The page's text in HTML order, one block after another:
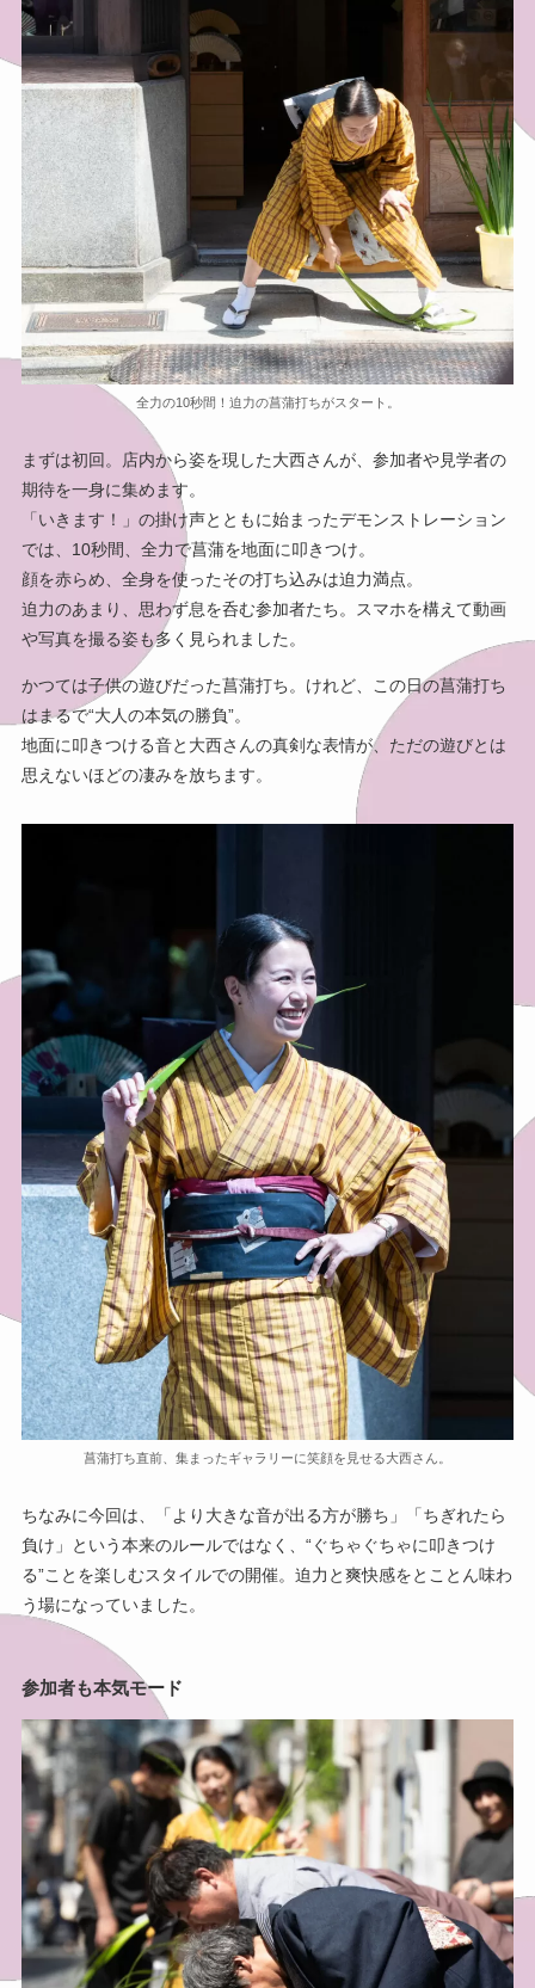
全力の10秒間！迫力の菖蒲打ちがスタート。
まずは初回。店内から姿を現した大西さんが、参加者や見学者の
期待を一身に集めます。
「いきます！」の掛け声とともに始まったデモンストレーション
では、10秒間、全力で菖蒲を地面に叩きつけ。
顔を赤らめ、全身を使ったその打ち込みは迫力満点。
迫力のあまり、思わず息を呑む参加者たち。スマホを構えて動画
や写真を撮る姿も多く見られました。
かつては子供の遊びだった菖蒲打ち。けれど、この日の菖蒲打ち
はまるで“大人の本気の勝負”。
地面に叩きつける音と大西さんの真剣な表情が、ただの遊びとは
思えないほどの凄みを放ちます。
菖蒲打ち直前、集まったギャラリーに笑顔を見せる大西さん。
ちなみに今回は、「より大きな音が出る方が勝ち」「ちぎれたら
負け」という本来のルールではなく、“ぐちゃぐちゃに叩きつけ
る”ことを楽しむスタイルでの開催。迫力と爽快感をとことん味わ
う場になっていました。
参加者も本気モード